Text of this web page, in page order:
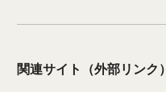
関連サイト （外部リンク）